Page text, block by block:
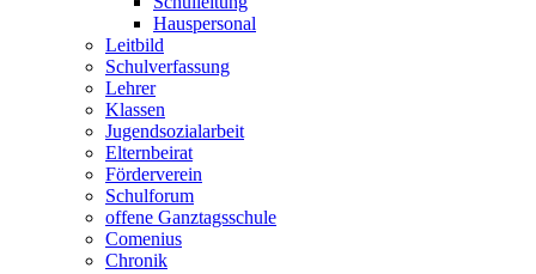
Hauspersonal
Leitbild
Schulverfassung
Lehrer
Klassen
Jugendsozialarbeit
Elternbeirat
Förderverein
Schulforum
offene Ganztagsschule
Comenius
Chronik